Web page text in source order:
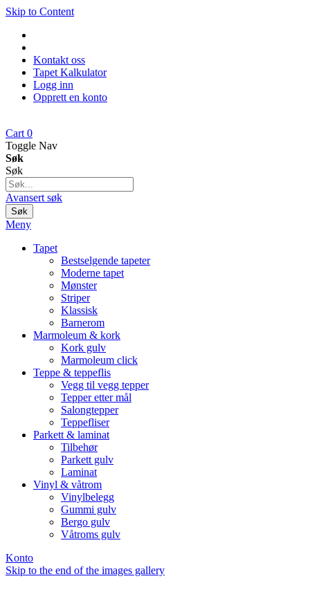
Skip to Content
Kontakt oss
Tapet Kalkulator
Logg inn
Opprett en konto
Cart 0
Toggle Nav
Søk
Søk
Avansert søk
Søk
Meny
Tapet
Bestselgende tapeter
Moderne tapet
Mønster
Striper
Klassisk
Barnerom
Marmoleum & kork
Kork gulv
Marmoleum click
Teppe & teppeflis
Vegg til vegg tepper
Tepper etter mål
Salongtepper
Teppefliser
Parkett & laminat
Tilbehør
Parkett gulv
Laminat
Vinyl & våtrom
Vinylbelegg
Gummi gulv
Bergo gulv
Våtroms gulv
Konto
Skip to the end of the images gallery